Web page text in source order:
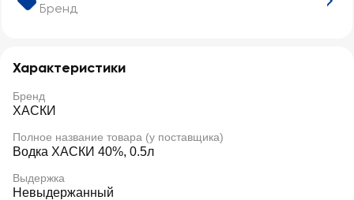
Бренд
Характеристики
Бренд
ХАСКИ
Полное название товара (у поставщика)
Водка ХАСКИ 40%, 0.5л
Выдержка
Невыдержанный